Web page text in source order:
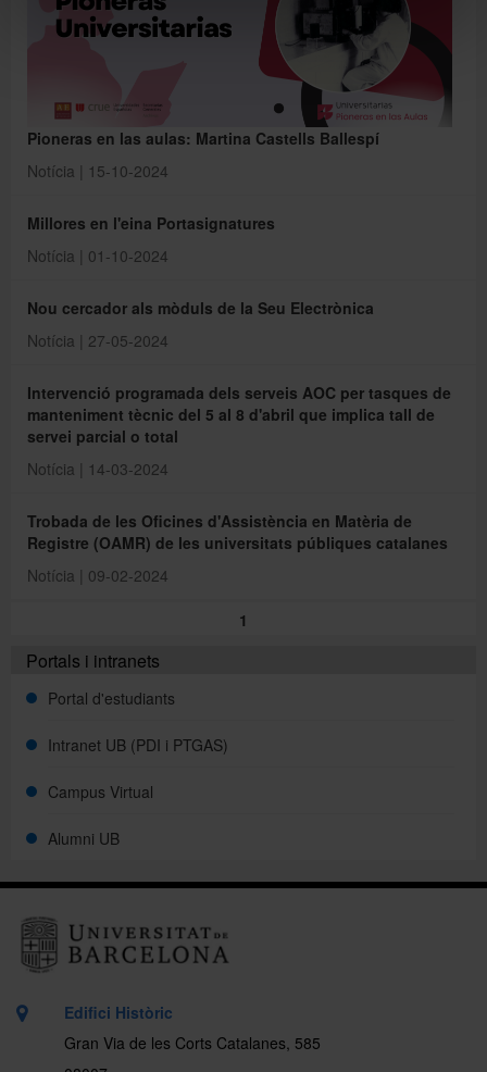
Portals i intranets
Portal d'estudiants
Intranet UB (PDI i PTGAS)
Campus Virtual
Alumni UB
Pioneras en las aulas: Martina Castells Ballespí
Notícia | 15-10-2024
Millores en l'eina Portasignatures
Notícia | 01-10-2024
Nou cercador als mòduls de la Seu Electrònica
Notícia | 27-05-2024
Intervenció programada dels serveis AOC per tasques de
manteniment tècnic del 5 al 8 d'abril que implica tall de
servei parcial o total
Notícia | 14-03-2024
Trobada de les Oficines d'Assistència en Matèria de
Registre (OAMR) de les universitats públiques catalanes
Notícia | 09-02-2024
1
Edifici Històric
Gran Via de les Corts Catalanes, 585